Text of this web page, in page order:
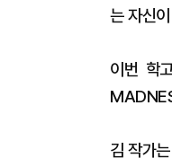
는 자신
이번 학
김 작가